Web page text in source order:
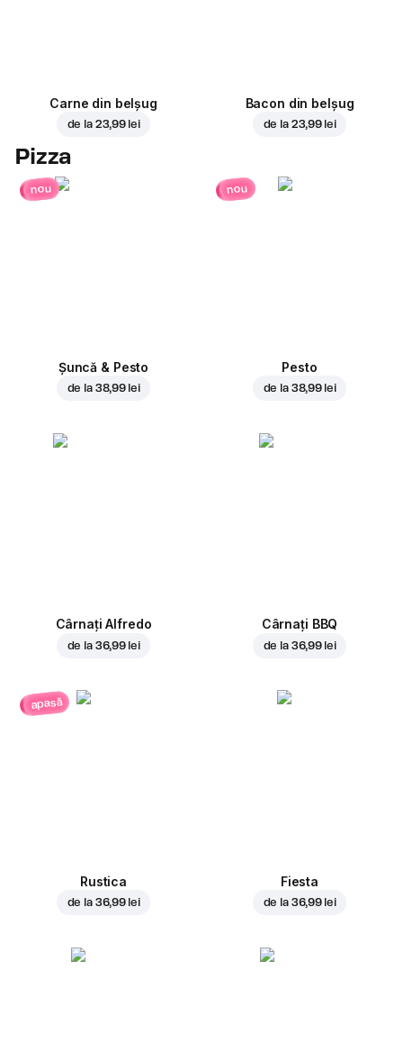
Carne din belșug
de la 23,99 lei
Bacon din belșug
de la 23,99 lei
Pizza
nou
Șuncă & Pesto
de la 38,99 lei
nou
Pesto
de la 38,99 lei
Cârnați Alfredo
de la 36,99 lei
Cârnați BBQ
de la 36,99 lei
apasă
Rustica
de la 36,99 lei
Fiesta
de la 36,99 lei